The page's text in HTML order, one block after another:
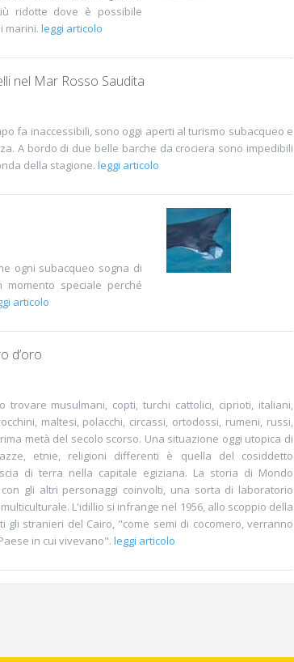
ridotte dove è possibile
marini. leggi articolo
nel Mar Rosso Saudita
fa inaccessibili, sono oggi aperti al turismo subacqueo e
A bordo di due belle barche da crociera sono impedibili
della stagione. leggi articolo
ogni subacqueo sogna di
momento speciale perché
articolo
d’oro
musulmani, copti, turchi cattolici, ciprioti, italiani,
maltesi, polacchi, circassi, ortodossi, rumeni, russi,
metà del secolo scorso. Una situazione oggi utopica di
etnie, religioni differenti è quella del cosiddetto
di terra nella capitale egiziana. La storia di Mondo
gli altri personaggi coinvolti, una sorta di laboratorio
L'idillio si infrange nel 1956, allo scoppio della
gli stranieri del Cairo, "come semi di cocomero, verranno
in cui vivevano". leggi articolo